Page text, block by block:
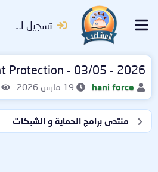
تسجيل الدخول
2026 - Symantec Endpoint Protection - 03/05
ب
ا
د
ئ
hani force
ت
ا
ر
ي
19 مارس 2026
منتدى برامج الحماية و الشبكات